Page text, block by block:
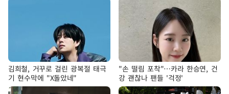
김희철, 거꾸로 걸린 광복절 태극
기 현수막에 "X돌았네"
"손 떨림 포착"…카라 한승연, 건
강 괜찮나 팬들 '걱정'